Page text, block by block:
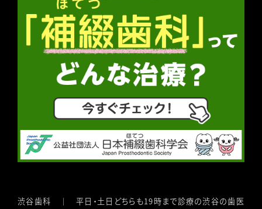
渋谷歯科 ｜ 平日・土日どちらも19時まで診療の渋谷の歯医